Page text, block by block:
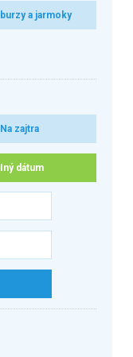
burzy a jarmoky
Na zajtra
Iný dátum